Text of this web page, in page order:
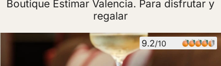
Boutique Estimar Valencia. Para disfrutar y
regalar
9.2/10